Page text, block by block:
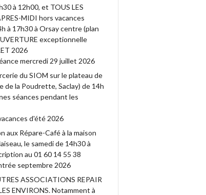
à 12h00, et TOUS LES
MIDI hors vacances
à 17h30 à Orsay centre (plan
exceptionnelle
2026
mercredi 29 juillet 2026
du SIOM sur le plateau de
de la Poudrette, Saclay) de 14h
séances pendant les
d'été 2026
aux Répare-Café à la maison
le samedi de 14h30 à
au 01 60 14 55 38
septembre 2026
ASSOCIATIONS REPAIR
ENVIRONS. Notamment à